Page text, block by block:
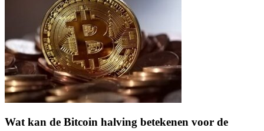
Wat kan de Bitcoin halving betekenen voor de